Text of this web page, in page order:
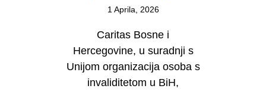
1 Aprila, 2026
Caritas Bosne i
Hercegovine, u suradnji s
Unijom organizacija osoba s
invaliditetom u BiH,